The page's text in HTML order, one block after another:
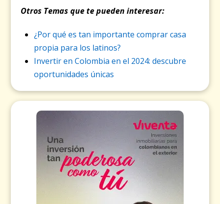
Otros Temas que te pueden interesar:
¿Por qué es tan importante comprar casa
propia para los latinos?
Invertir en Colombia en el 2024: descubre
oportunidades únicas